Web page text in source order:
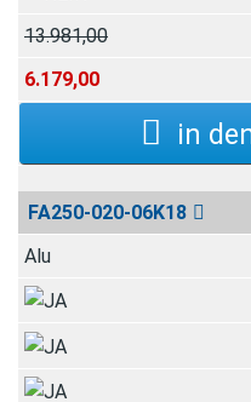
13.981,00
6.179,00
FA250-020-06K18
Alu